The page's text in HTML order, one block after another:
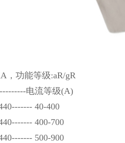
功能等级:aR/gR
---电流等级(A)
------- 40-400
------- 400-700
------- 500-900